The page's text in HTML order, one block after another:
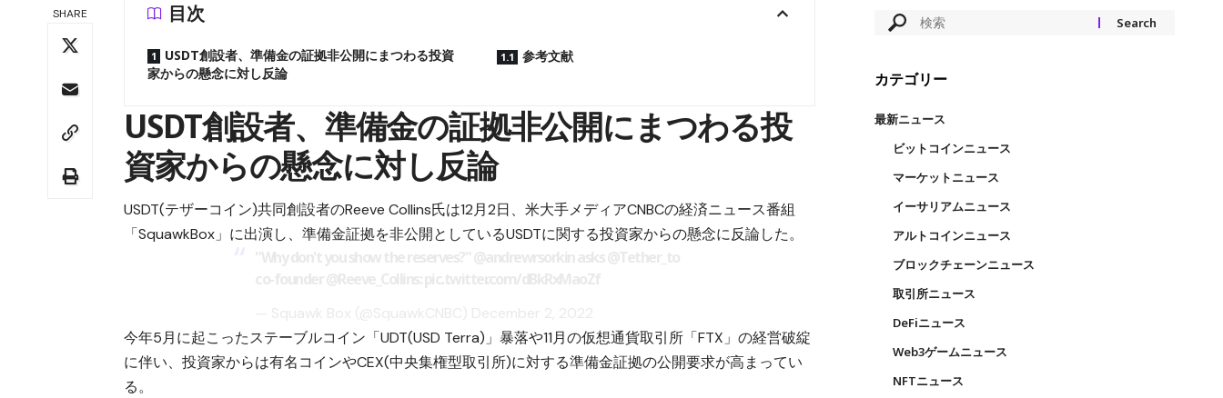
SHARE 目次
USDT創設者、準備金の証拠非公開にまつわる投資
家からの懸念に対し反論
参考文献
USDT創設者、準備金の証拠非公開にまつわる投
資家からの懸念に対し反論
USDT(テザーコイン)共同創設者のReeve Collins氏は12月2日、米大手メディアCNBCの経済ニュース番組
「SquawkBox」に出演し、準備金証拠を非公開としているUSDTに関する投資家からの懸念に反論した。
今年5月に起こったステーブルコイン「UDT(USD Terra)」暴落や11月の仮想通貨取引所「FTX」の経営破綻
に伴い、投資家からは有名コインやCEX(中央集権型取引所)に対する準備金証拠の公開要求が高まってい
る。
カテゴリー
最新ニュース
ビットコインニュース
マーケットニュース
イーサリアムニュース
アルトコインニュース
ブロックチェーンニュース
取引所ニュース
DeFiニュース
Web3ゲームニュース
NFTニュース